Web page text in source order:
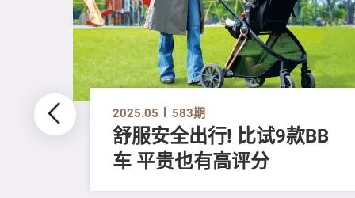
2025.05 583期
舒服安全出行! 比试9款BB
车 平贵也有高评分